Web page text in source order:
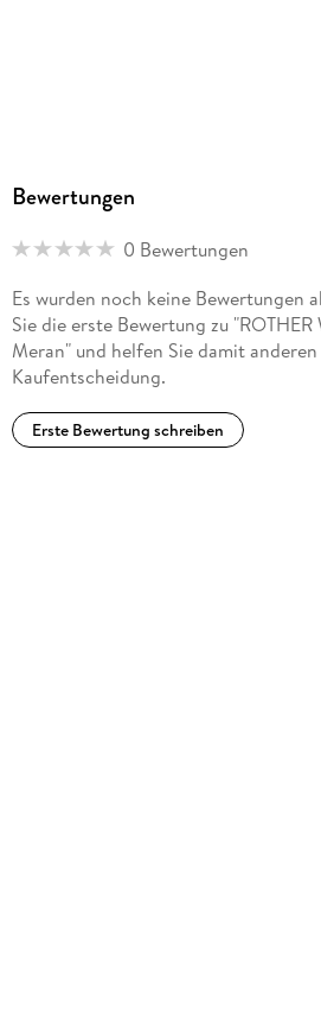
Bewertungen
0 Bewertungen
Es wurden noch keine Bewertungen
Sie die erste Bewertung zu
Meran" und helfen Sie damit
Kaufentscheidung.
Erste Bewertung schreiben